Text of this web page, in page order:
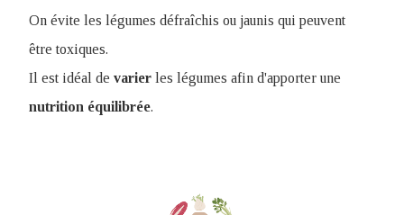
On évite les légumes défraîchis ou jaunis qui peuvent
être toxiques.
Il est idéal de varier les légumes afin d'apporter une
nutrition équilibrée.